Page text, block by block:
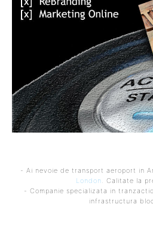
- Ai nevoie de transport aeroport in
London. Calitate la
- Companie specializata in
infrastructura